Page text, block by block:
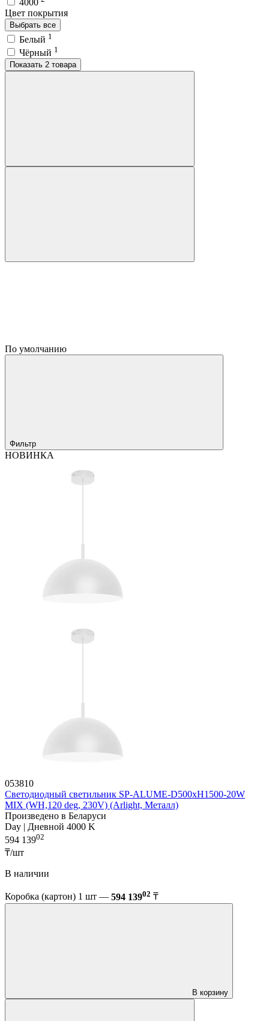
4000
Цвет покрытия
Выбрать все
Белый 1
Чёрный 1
Показать 2 товара
По умолчанию
Фильтр
НОВИНКА
053810
Светодиодный светильник SP-ALUME-D500xH1500-20W
MIX (WH,120 deg, 230V) (Arlight, Металл)
Произведено в Беларуси
Day | Дневной 4000 K
594 13902
₸/шт
В наличии
Коробка (картон) 1 шт — 594 13902 ₸
В корзину